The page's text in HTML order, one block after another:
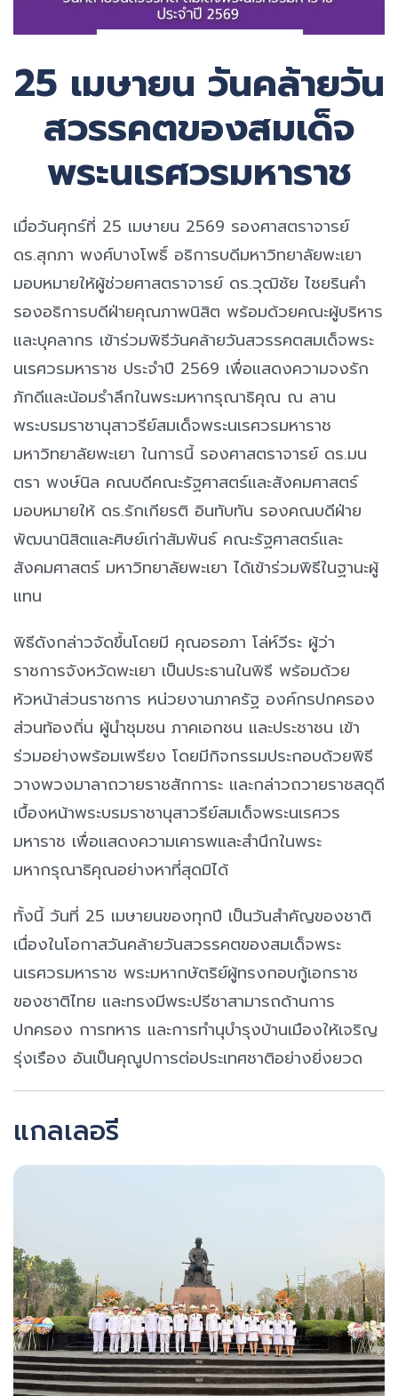
25 เมษายน วันคล้ายวัน
สวรรคตของสมเด็จ
พระนเรศวรมหาราช
เมื่อวันศุกร์ที่ 25 เมษายน 2569 รองศาสตราจารย์
ดร.สุกภา พงศ์บางโพธิ์ อธิการบดีมหาวิทยาลัยพะเยา
มอบหมายให้ผู้ช่วยศาสตราจารย์ ดร.วุฒิชัย ไชยรินคำ
รองอธิการบดีฝ่ายคุณภาพนิสิต พร้อมด้วยคณะผู้บริหาร
และบุคลากร เข้าร่วมพิธีวันคล้ายวันสวรรคตสมเด็จพระ
นเรศวรมหาราช ประจำปี 2569 เพื่อแสดงความจงรัก
ภักดีและน้อมรำลึกในพระมหากรุณาธิคุณ ณ ลาน
พระบรมราชานุสาวรีย์สมเด็จพระนเรศวรมหาราช
มหาวิทยาลัยพะเยา ในการนี้ รองศาสตราจารย์ ดร.มน
ตรา พงษ์นิล คณบดีคณะรัฐศาสตร์และสังคมศาสตร์
มอบหมายให้ ดร.รักเกียรติ อินทับทัน รองคณบดีฝ่าย
พัฒนานิสิตและศิษย์เก่าสัมพันธ์ คณะรัฐศาสตร์และ
สังคมศาสตร์ มหาวิทยาลัยพะเยา ได้เข้าร่วมพิธีในฐานะผู้
แทน
พิธีดังกล่าวจัดขึ้นโดยมี คุณอรอภา โล่ห์วีระ ผู้ว่า
ราชการจังหวัดพะเยา เป็นประธานในพิธี พร้อมด้วย
หัวหน้าส่วนราชการ หน่วยงานภาครัฐ องค์กรปกครอง
ส่วนท้องถิ่น ผู้นำชุมชน ภาคเอกชน และประชาชน เข้า
ร่วมอย่างพร้อมเพรียง โดยมีกิจกรรมประกอบด้วยพิธี
วางพวงมาลาถวายราชสักการะ และกล่าวถวายราชสดุดี
เบื้องหน้าพระบรมราชานุสาวรีย์สมเด็จพระนเรศวร
มหาราช เพื่อแสดงความเคารพและสำนึกในพระ
มหากรุณาธิคุณอย่างหาที่สุดมิได้
ทั้งนี้ วันที่ 25 เมษายนของทุกปี เป็นวันสำคัญของชาติ
เนื่องในโอกาสวันคล้ายวันสวรรคตของสมเด็จพระ
นเรศวรมหาราช พระมหากษัตริย์ผู้ทรงกอบกู้เอกราช
ของชาติไทย และทรงมีพระปรีชาสามารถด้านการ
ปกครอง การทหาร และการทำนุบำรุงบ้านเมืองให้เจริญ
รุ่งเรือง อันเป็นคุณูปการต่อประเทศชาติอย่างยิ่งยวด
แกลเลอรี